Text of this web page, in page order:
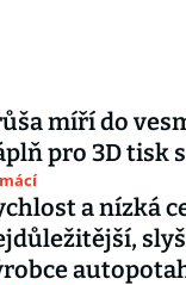
míří do
pro 3D tisk
a nízká